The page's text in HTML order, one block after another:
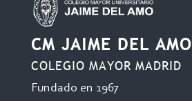
CM JAIME DEL AMO
COLEGIO MAYOR MADRID
Fundado en 1967